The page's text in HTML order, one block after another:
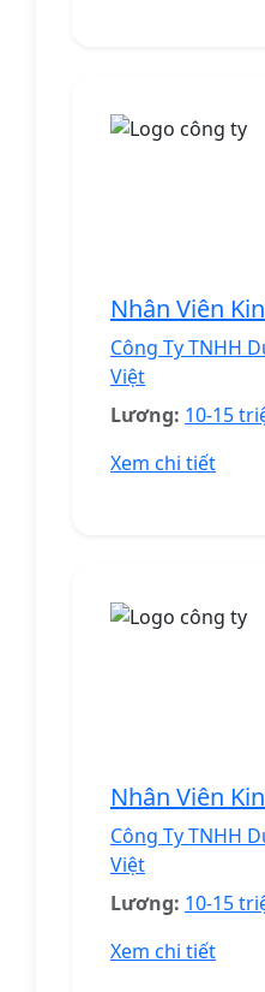
Nhân Viên
Công Ty TNHH
Việt
Lương: 10-15
Xem chi tiết
Nhân Viên
Công Ty TNHH
Việt
Lương: 10-15
Xem chi tiết